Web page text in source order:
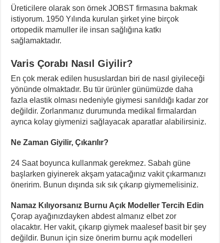
Üreticilere olarak son örnek JOBST firmasına bakmak
istiyorum. 1950 Yılında kurulan şirket yine birçok
ortopedik mamuller ile insan sağlığına katkı
sağlamaktadır.
Varis Çorabı Nasıl Giyilir?
En çok merak edilen hususlardan biri de nasıl giyileceği
yönünde olmaktadır. Bu tür ürünler günümüzde daha
fazla elastik olması nedeniyle giymesi sanıldığı kadar zor
değildir. Zorlanmanız durumunda medikal firmalardan
ayrıca kolay giymenizi sağlayacak aparatlar alabilirsiniz.
Ne Zaman Giyilir, Çıkarılır?
24 Saat boyunca kullanmak gerekmez. Sabah güne
başlarken giyinerek akşam yatacağınız vakit çıkarmanızı
öneririm. Bunun dışında sık sık çıkarıp giymemelisiniz.
Namaz Kılıyorsanız Burnu Açık Modeller Tercih Edin
Çorap ayağınızdayken abdest almanız elbet zor
olacaktır. Her vakit, çıkarıp giymek maalesef basit bir şey
değildir. Bunun için size önerim burnu açık modelleri